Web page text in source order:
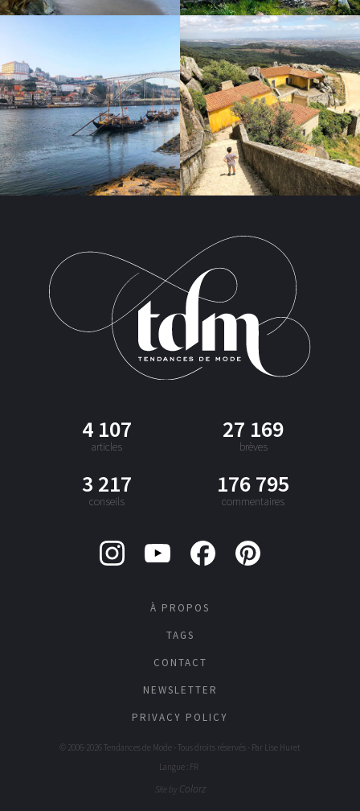
4 107
articles
27 169
brèves
3 217
conseils
176 795
commentaires
À PROPOS
TAGS
CONTACT
NEWSLETTER
PRIVACY POLICY
© 2006-2026 Tendances de Mode - Tous droits réservés - Par Lise Huret
Langue : FR
Site by Colorz